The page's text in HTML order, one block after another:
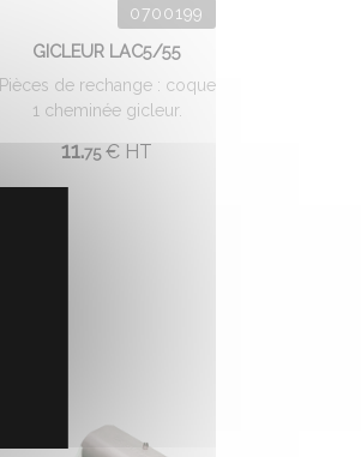
0700199
GICLEUR LAC5/55
Pièces de rechange : coque
1 cheminée gicleur.
11.75 € HT